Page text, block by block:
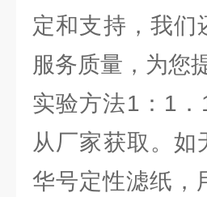
定和支持，我们
服务质量，为您
实验方法1：1
从厂家获取。
华号定性滤纸，